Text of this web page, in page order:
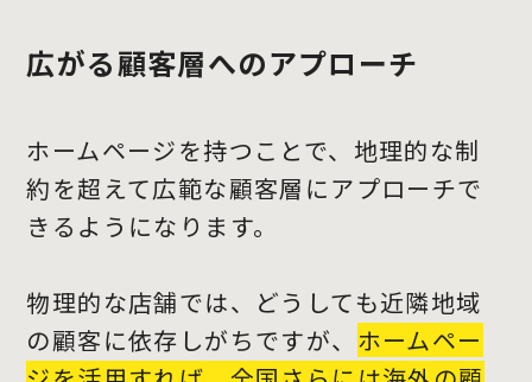
広がる顧客層へのアプローチ
ホームページを持つことで、地理的な制
約を超えて広範な顧客層にアプローチで
きるようになります。
物理的な店舗では、どうしても近隣地域
の顧客に依存しがちですが、 ホームペー